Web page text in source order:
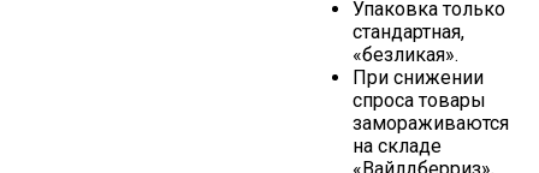
Упаковка только
стандартная,
«безликая».
При снижении
спроса товары
замораживаются
на складе